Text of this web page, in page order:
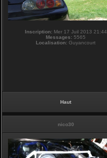
Inscription:Mer 17 Juil 2013 21:44
Messages: 5565
Localisation: Guyancourt
Haut
nico30